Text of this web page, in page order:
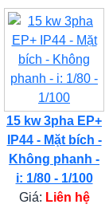
15 kw 3pha EP+
IP44 - Mặt bích -
Không phanh -
i: 1/80 - 1/100
Giá: Liên hệ